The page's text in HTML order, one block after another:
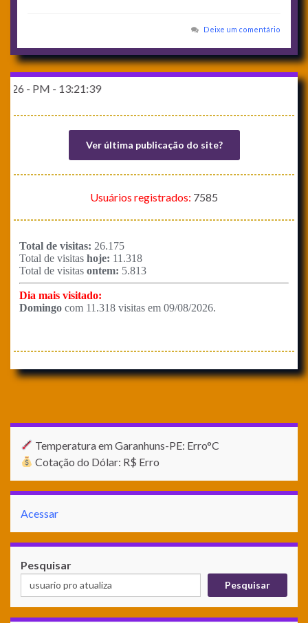
Deixe um comentário
13:21:39
Ver última publicação do site?
Usuários registrados: 7585
Temperatura em Garanhuns-PE: Erro°C
Cotação do Dólar: R$ Erro
Acessar
Pesquisar
Pesquisar